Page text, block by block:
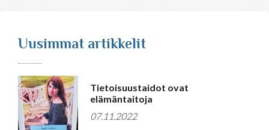
Uusimmat artikkelit
Tietoisuustaidot ovat
elämäntaitoja
07.11.2022